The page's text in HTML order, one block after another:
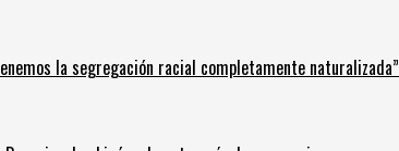
la segregación racial completamente naturalizada”